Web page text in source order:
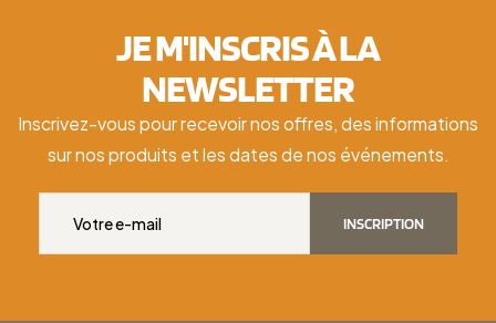
JE M'INSCRIS À LA
NEWSLETTER
Inscrivez-vous pour recevoir nos offres, des informations
sur nos produits et les dates de nos événements.
INSCRIPTION